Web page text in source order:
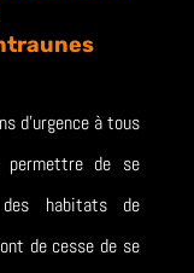
d’urgence à tous
de se
des habitats de
de cesse de se